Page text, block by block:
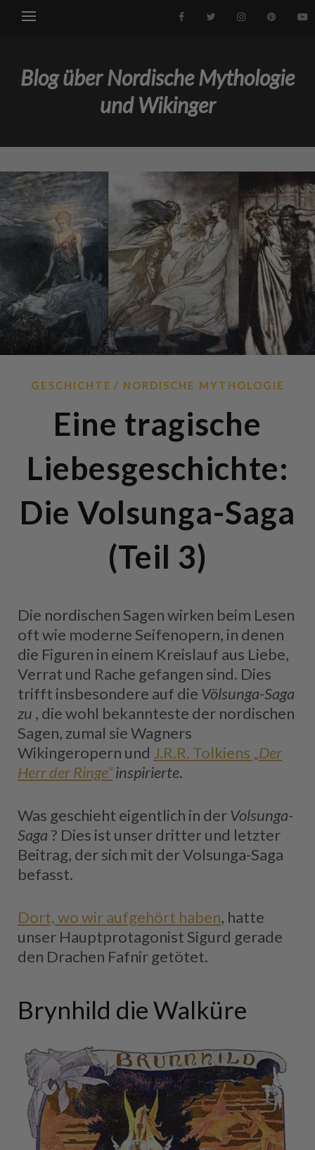
Blog über Nordische Mythologie
und Wikinger
GESCHICHTE NORDISCHE MYTHOLOGIE
Eine tragische
Liebesgeschichte:
Die Volsunga-Saga
(Teil 3)
Die nordischen Sagen wirken beim Lesen
oft wie moderne Seifenopern, in denen
die Figuren in einem Kreislauf aus Liebe,
Verrat und Rache gefangen sind. Dies
trifft insbesondere auf die Völsunga-Saga
zu , die wohl bekannteste der nordischen
Sagen, zumal sie Wagners
Wikingeropern und J.R.R. Tolkiens „Der
Herr der Ringe“inspirierte.
Was geschieht eigentlich in derVolsunga-
Saga ? Dies ist unser dritter und letzter
Beitrag, der sich mit der Volsunga-Saga
befasst.
Dort, wo wir aufgehört haben, hatte
unser Hauptprotagonist Sigurd gerade
den Drachen Fafnir getötet.
Brynhild die Walküre